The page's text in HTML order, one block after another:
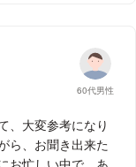
60代男性
、大変参考になり
ら、お聞き出来た
お忙しい中で、あ